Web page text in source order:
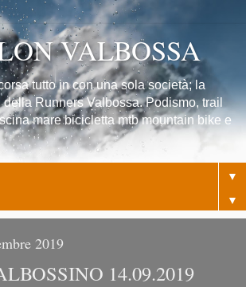
VALBOSSA
tutto in con una sola società; la
Runners Valbossa. Podismo, trail
mare bicicletta mtb mountain bike e
▼
▼
2019
14.09.2019